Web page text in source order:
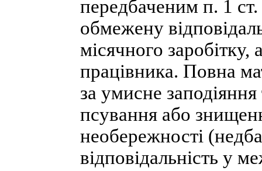
передбаченим п. 1
обмежену
місячного
працівника. Повна
за умисне
псування або
необережності
відповідальність у